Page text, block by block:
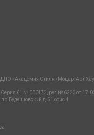
«Академия Стиля «МоцартАрт
Серия 61 № 000472, рег.№ 6223 от
д.51 офис 4